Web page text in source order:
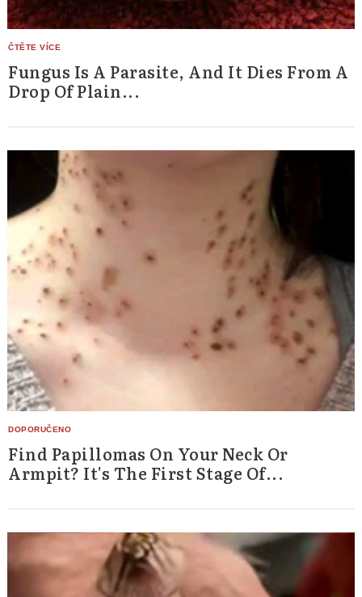
Fungus Is A Parasite, And It Dies From A
Drop Of Plain...
Find Papillomas On Your Neck Or
Armpit? It's The First Stage Of...